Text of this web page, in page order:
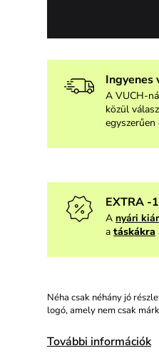
Ingyenes
A VUCH-
közül
egyszerűen
EXTRA -
A nyári
a táskákra
Néha csak néhány jó
logó, amely nem csak
További információk